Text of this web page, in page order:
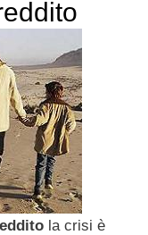
la crisi è